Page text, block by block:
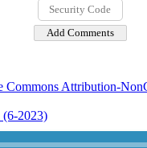
Commons Attribution-
(6-2023)